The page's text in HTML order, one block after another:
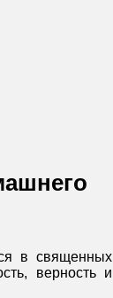
в священных
верность и